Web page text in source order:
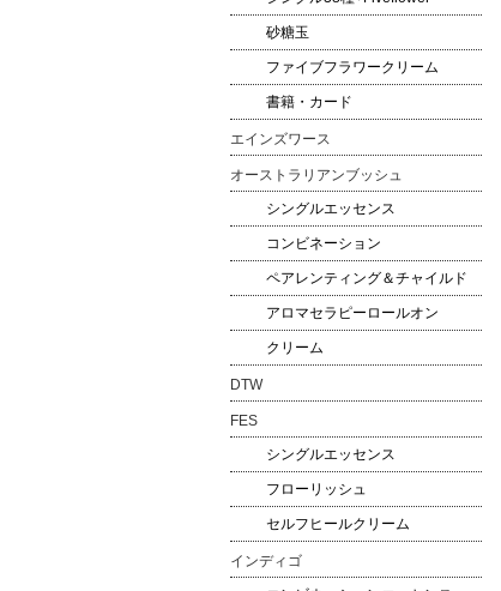
砂糖玉
ファイブフラワークリーム
書籍・カード
エインズワース
オーストラリアンブッシュ
シングルエッセンス
コンビネーション
ペアレンティング＆チャイルド
アロマセラピーロールオン
クリーム
DTW
FES
シングルエッセンス
フローリッシュ
セルフヒールクリーム
インディゴ